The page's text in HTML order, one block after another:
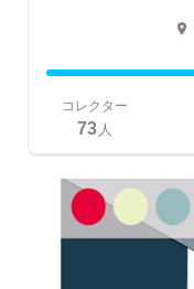
コレクター
73人